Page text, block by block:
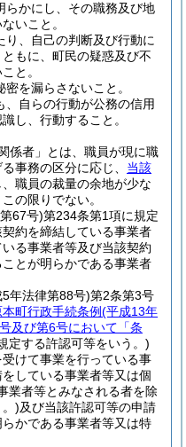
らかにし、その職務及び地
いこと。
、自己の判断及び行動に
もに、町民の疑惑及び不
と。
を漏らさないこと。
自らの行動が公務の信用
し、行動すること。
係者」とは、職員が現に職
事務の区分に応じ、 当該
、職員の裁量の余地が少な
の限りでない。
67号)第234条第1項に規定
約を締結している事業者
る事業者等及び当該契約
とが明らかである事業者
年法律第88号)第2条第3号
本町行政手続条例(平成13年
及び第6号において「条
定する許認可等をいう。)
けて事業を行っている事
している事業者等又は個
業者等とみなされる者を除
。)及び当該許認可等の申請
かである事業者等又は特